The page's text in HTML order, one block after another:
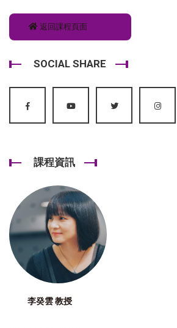
返回課程頁面
SOCIAL SHARE
課程資訊
李癸雲 教授